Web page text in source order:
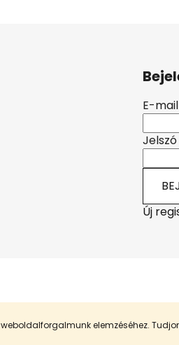
elemzéséhez.
E-mail
Jelszó
Új